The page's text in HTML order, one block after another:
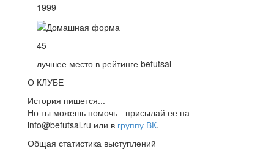
1999
45
лучшее место в рейтинге befutsal
О КЛУБЕ
История пишется...
Но ты можешь помочь - присылай ее на
info@befutsal.ru или в группу ВК.
Общая статистика выступлений